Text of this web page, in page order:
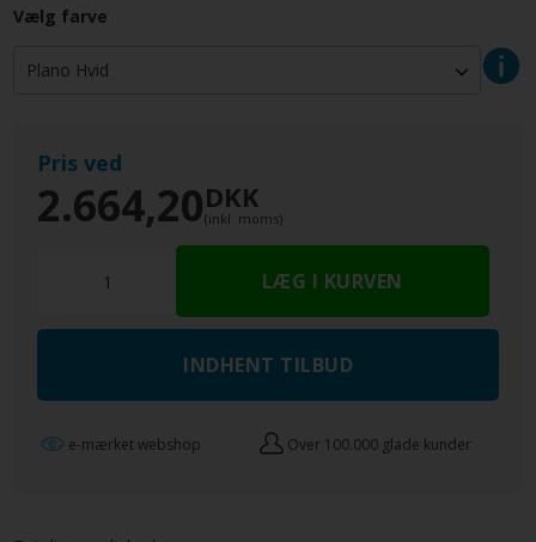
Vælg farve
Pris ved
2.664,20DKK
(inkl. moms)
INDHENT TILBUD
e-mærket webshop Over 100.000 glade kunder